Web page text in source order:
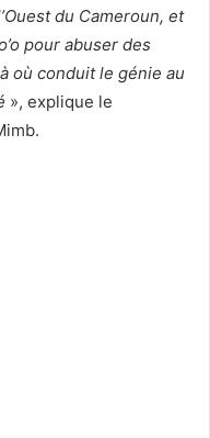
du Cameroun, et
pour abuser des
où conduit le génie au
», explique le